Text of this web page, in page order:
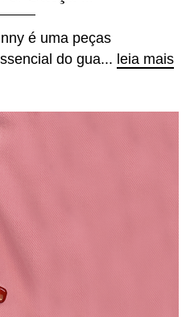
é uma peças
do gua... leia mais